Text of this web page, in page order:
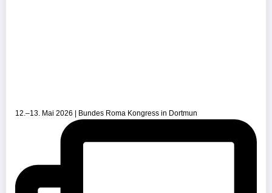
12.–13. Mai 2026 | Bundes Roma Kongress in Dortmun